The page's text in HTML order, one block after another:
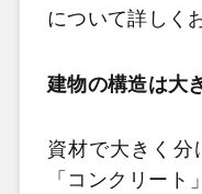
について詳しく
建物の構造は大
資材で大きく分
「コンクリート